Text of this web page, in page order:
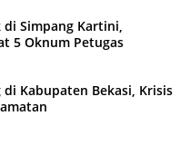
Simpang Kartini,
5 Oknum Petugas
Kabupaten Bekasi, Krisis